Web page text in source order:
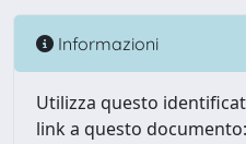
Informazioni
Utilizza questo
link a questo documento: